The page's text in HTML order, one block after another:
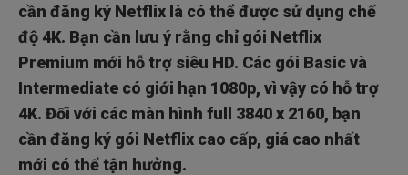
cần đăng ký Netflix là có thể được sử dụng chế
độ 4K. Bạn cần lưu ý rằng chỉ gói Netflix
Premium mới hỗ trợ siêu HD. Các gói Basic và
Intermediate có giới hạn 1080p, vì vậy có hỗ trợ
4K. Đối với các màn hình full 3840 x 2160, bạn
cần đăng ký gói Netflix cao cấp, giá cao nhất
mới có thể tận hưởng.